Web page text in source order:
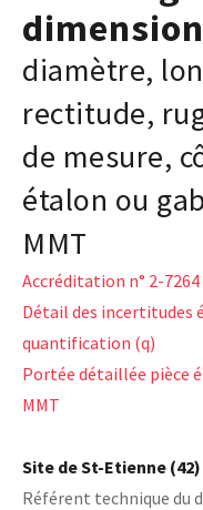
diamètre,
rectitude,
de mesure,
étalon ou
MMT
Accréditation n° 2-7264
Détail des incertitudes
quantification (q)
Portée détaillée pièce
MMT
Site de St-Etienne (42)
Référent technique du